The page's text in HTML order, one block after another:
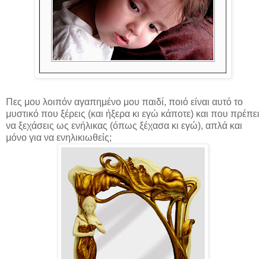
Πες μου λοιπόν αγαπημένο μου παιδί, ποιό είναι αυτό το
μυστικό που ξέρεις (και ήξερα κι εγώ κάποτε) και που πρέπει
να ξεχάσεις ως ενήλικας (όπως ξέχασα κι εγώ), απλά και
μόνο για να ενηλικιωθείς;